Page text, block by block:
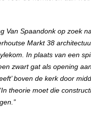
Van Spaandonk op zoek
Markt 38
In plaats van een
zwart gat als opening
boven de kerk door
theorie moet die